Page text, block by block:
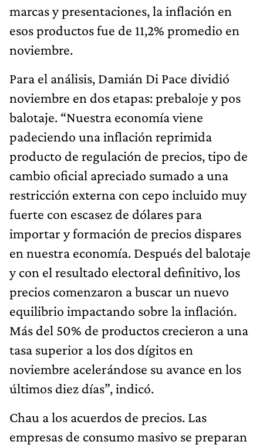
marcas y presentaciones, la inflación en
esos productos fue de 11,2% promedio en
noviembre.
Para el análisis, Damián Di Pace dividió
noviembre en dos etapas: prebaloje y pos
balotaje. “Nuestra economía viene
padeciendo una inflación reprimida
producto de regulación de precios, tipo de
cambio oficial apreciado sumado a una
restricción externa con cepo incluido muy
fuerte con escasez de dólares para
importar y formación de precios dispares
en nuestra economía. Después del balotaje
y con el resultado electoral definitivo, los
precios comenzaron a buscar un nuevo
equilibrio impactando sobre la inflación.
Más del 50% de productos crecieron a una
tasa superior a los dos dígitos en
noviembre acelerándose su avance en los
últimos diez días”, indicó.
Chau a los acuerdos de precios. Las
empresas de consumo masivo se preparan